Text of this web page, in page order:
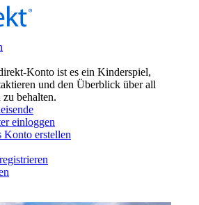
Konto ist es ein Kinderspiel,
und den Überblick über all
behalten.
einloggen
Konto erstellen